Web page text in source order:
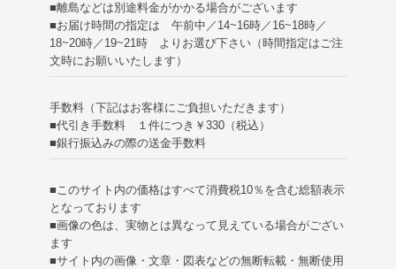
■離島などは別途料金がかかる場合がございます
■お届け時間の指定は 午前中／14~16時／16~18時／
18~20時／19~21時 よりお選び下さい（時間指定はご注
文時にお願いいたします）
手数料（下記はお客様にご負担いただきます）
■代引き手数料 １件につき￥330（税込）
■銀行振込みの際の送金手数料
■このサイト内の価格はすべて消費税10％を含む総額表示
となっております
■画像の色は、実物とは異なって見えている場合がござい
ます
■サイト内の画像・文章・図表などの無断転載・無断使用